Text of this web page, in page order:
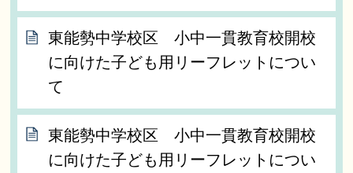
東能勢中学校区 小中一貫教育校開校
に向けた子ども用リーフレットについ
て
東能勢中学校区 小中一貫教育校開校
に向けた子ども用リーフレットについ